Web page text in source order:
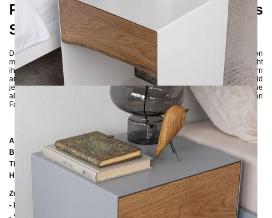
Praktische Ergänzung für das
Schlafzimmer
Der Nachttisch RAMUS passt perfekt in verschiedene Einrichtungsstile, von
modern bis klassisch. Sein minimalistisches, aber raffiniertes Design macht
ihn nicht nur zu einer praktischen Ergänzung für das Schlafzimmer, sondern
auch zu einem eleganten Dekorationselement, das das Erscheinungsbild
jedes Raumes bereichert. Dieser Nachttisch passt sowohl in skandinavische
als auch in industrielle Innenräume und die große Auswahl an
Farbkombinationen ermöglicht es, den gewünschten Effekt zu erzielen.
Abmessungen
Breite:40 cm
Tiefe:
35 cm
Höhe:
Zusätzliche
- Metall pulverbeschichtet